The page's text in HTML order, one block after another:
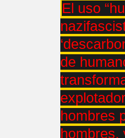
El uso
de
hombres
hombres,